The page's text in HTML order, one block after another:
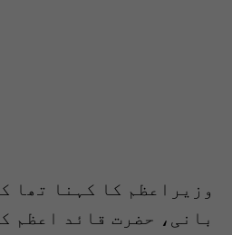
وزیراعظم کا کہنا تھا
بانی، حضرت قائد اعظم